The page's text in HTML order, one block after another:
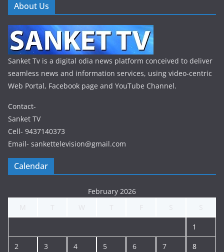
About Us
Sanket Tv is a digital odia news platform conceived to deliver
seamless news and information services, using video-centric
Web Portal, Facebook page and YouTube Channel.
Contact-
Sanket TV
Cell- 9437140373
Email- sankettelevision@gmail.com
Calendar
February 2026
1
2 3 4 5 6 7 8